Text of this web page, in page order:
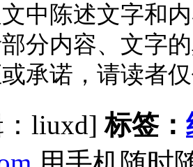
中陈述文字和
分内容、文字
承诺，请读者
：liuxd]标签：